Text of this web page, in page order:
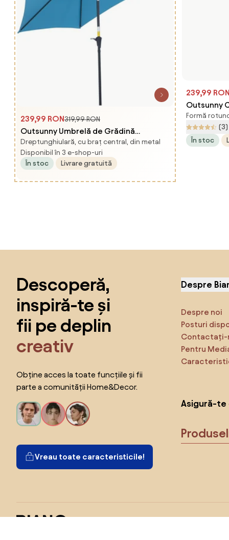
239,99 RON319,99 RON
Outsunny Umbrelă de Grădină
Înclinabilă cu Manivelă, Tijă și 6 Spițe,
Ø2.6x2.4 m, Albastru | Aosom Romania
Dreptunghiulară, cu braț central, din metal
Disponibil în 3 e-shop-uri
În stoc
Livrare gratuită
239,99 RON
Outsunny
Spațiu-
Grădină,
Formă
(3)
În stoc
Descoperă,
inspiră-te și
fii pe deplin
creativ
Obține acces la toate funcțiile și fii
parte a comunității Home&Decor.
Vreau toate caracteristicile!
Despre
Despre noi
Posturi
Contactați-
Pentru
Asigură-te
Produse